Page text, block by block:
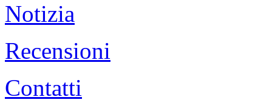
Notizia
Recensioni
Contatti